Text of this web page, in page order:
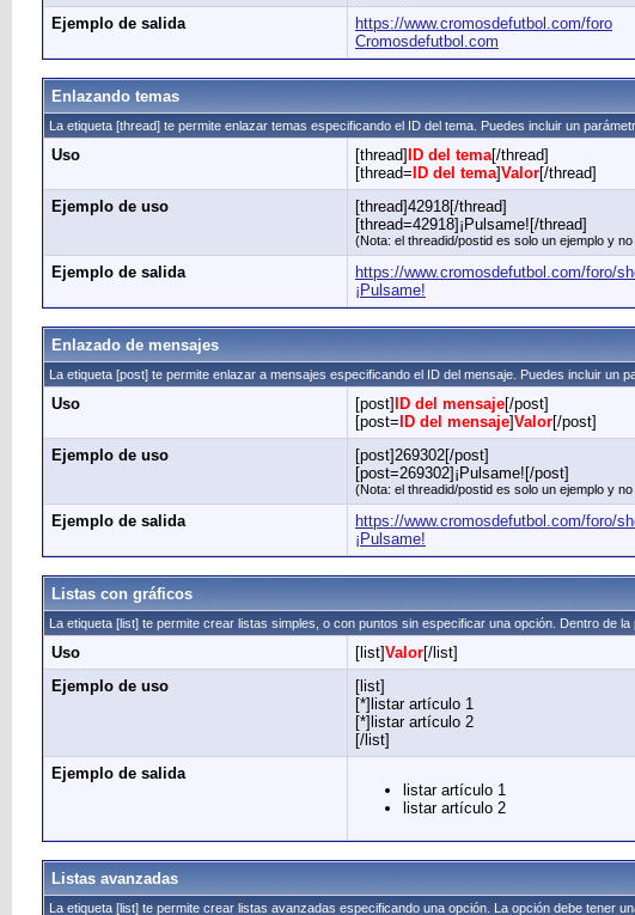
Ejemplo de salida
https://www.cromosdefutbol.com/foro
Cromosdefutbol.com
Enlazando temas
La etiqueta [thread] te permite enlazar temas especificando el ID del tema. Puedes incluir un
Uso [thread] ID del tema[/thread]
[thread= ID del tema]Valor[/thread]
Ejemplo de uso
[thread]42918[/thread]
[thread=42918]¡Pulsame![/thread]
(Nota: el threadid/postid es solo un ejemplo y
Ejemplo de salida
https://www.cromosdefutbol.com/foro/
¡Pulsame!
Enlazado de mensajes
La etiqueta [post] te permite enlazar a mensajes especificando el ID del mensaje. Puedes incluir un
Uso [post] ID del mensaje[/post]
[post= ID del mensaje]Valor[/post]
Ejemplo de uso
[post]269302[/post]
[post=269302]¡Pulsame![/post]
(Nota: el threadid/postid es solo un ejemplo y
Ejemplo de salida
https://www.cromosdefutbol.com/foro/
¡Pulsame!
Listas con gráficos
La etiqueta [list] te permite crear listas simples, o con puntos sin especificar una opción. Dentro de
Uso [list]Valor[/list]
Ejemplo de uso
[list]
[*]listar artículo 1
[*]listar artículo 2
[/list]
Ejemplo de salida
listar artículo 1
listar artículo 2
Listas avanzadas
La etiqueta [list] te permite crear listas avanzadas especificando una opción. La opción debe